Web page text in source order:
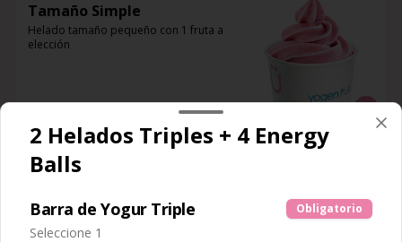
Tamaño Simple
Helado tamaño pequeño con 1 fruta a
elección
$4.690
Tamaño Triple 🌟Popular
elección.
2 Helados Triples + 4 Energy
Balls
Barra de Yogur Triple Obligatorio
Seleccione 1